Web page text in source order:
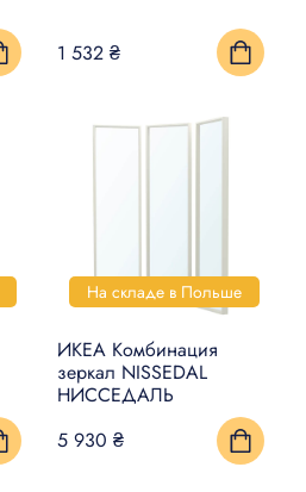
1 532 ₴
На складе в Польше
ИКЕА Комбинация
зеркал NISSEDAL
НИССЕДАЛЬ
5 930 ₴